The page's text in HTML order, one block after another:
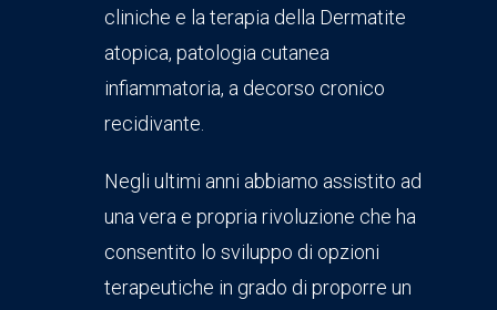
cliniche e la terapia della Dermatite
atopica, patologia cutanea
infiammatoria, a decorso cronico
recidivante.
Negli ultimi anni abbiamo assistito ad
una vera e propria rivoluzione che ha
consentito lo sviluppo di opzioni
terapeutiche in grado di proporre un